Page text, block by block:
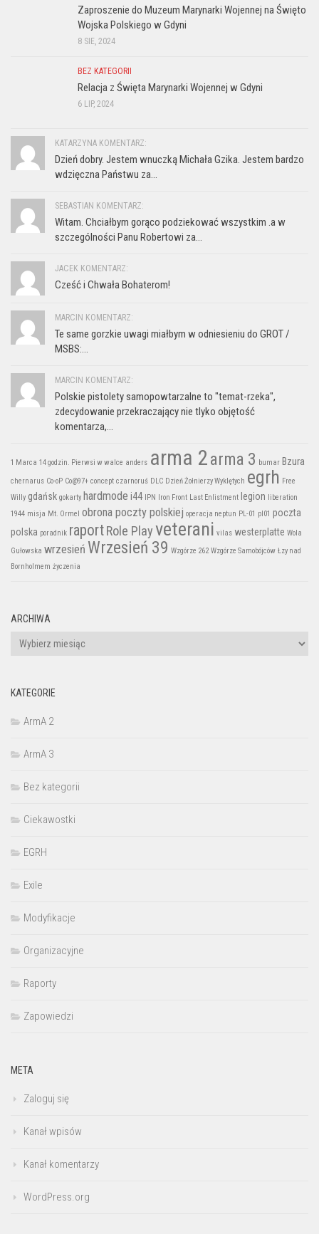
Zaproszenie do Muzeum Marynarki Wojennej na Święto
Wojska Polskiego w Gdyni
8 SIE, 2024
BEZ KATEGORII
Relacja z Święta Marynarki Wojennej w Gdyni
6 LIP, 2024
KATARZYNA KOMENTARZ:
Dzień dobry. Jestem wnuczką Michała Gzika. Jestem bardzo
wdzięczna Państwu za...
SEBASTIAN KOMENTARZ:
Witam. Chciałbym gorąco podziekować wszystkim .a w
szczególności Panu Robertowi za...
JACEK KOMENTARZ:
Cześć i Chwała Bohaterom!
MARCIN KOMENTARZ:
Te same gorzkie uwagi miałbym w odniesieniu do GROT /
MSBS:...
MARCIN KOMENTARZ:
Polskie pistolety samopowtarzalne to "temat-rzeka",
zdecydowanie przekraczający nie tlyko objętość
komentarza,...
1 Marca 14 godzin. Pierwsi w walce anders arma 2arma 3 bumar Bzura
chernarus Co-oP Co@97+ concept czarnoruś DLC Dzień Żołnierzy Wyklętych egrh Free
Willy gdańsk gokarty hardmode i44 IPN Iron Front Last Enlistment legion
liberation
1944 misja Mt. Ormel obrona poczty polskiej operacja neptun PL-01 pl01 poczta
polska poradnik raportRole Playveterani vilas westerplatte Wola
Gułowska wrzesień Wrzesień 39 Wzgórze 262 Wzgórze Samobójców Łzy nad
Bornholmem życzenia
ARCHIWA
Archiwa
KATEGORIE
ArmA 2
ArmA 3
Bez kategorii
Ciekawostki
EGRH
Exile
Modyfikacje
Organizacyjne
Raporty
Zapowiedzi
META
Zaloguj się
Kanał wpisów
Kanał komentarzy
WordPress.org